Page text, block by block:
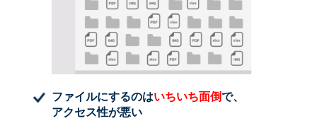
ファイルにするのはいちいち面倒で、
アクセス性が悪い